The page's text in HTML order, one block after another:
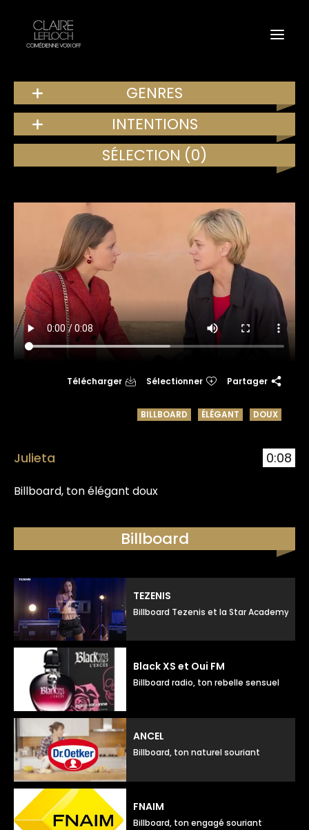
GENRES
INTENTIONS
SÉLECTION (0)
Julieta 0:08
Billboard, ton élégant doux
Télécharger Sélectionner Partager
BILLBOARD ÉLÉGANT DOUX
Billboard
TEZENIS
Billboard Tezenis et la Star Academy,
Black XS et Oui FM
Billboard radio, ton rebelle sensuel
ANCEL
Billboard, ton naturel souriant
FNAIM
Billboard, ton engagé souriant